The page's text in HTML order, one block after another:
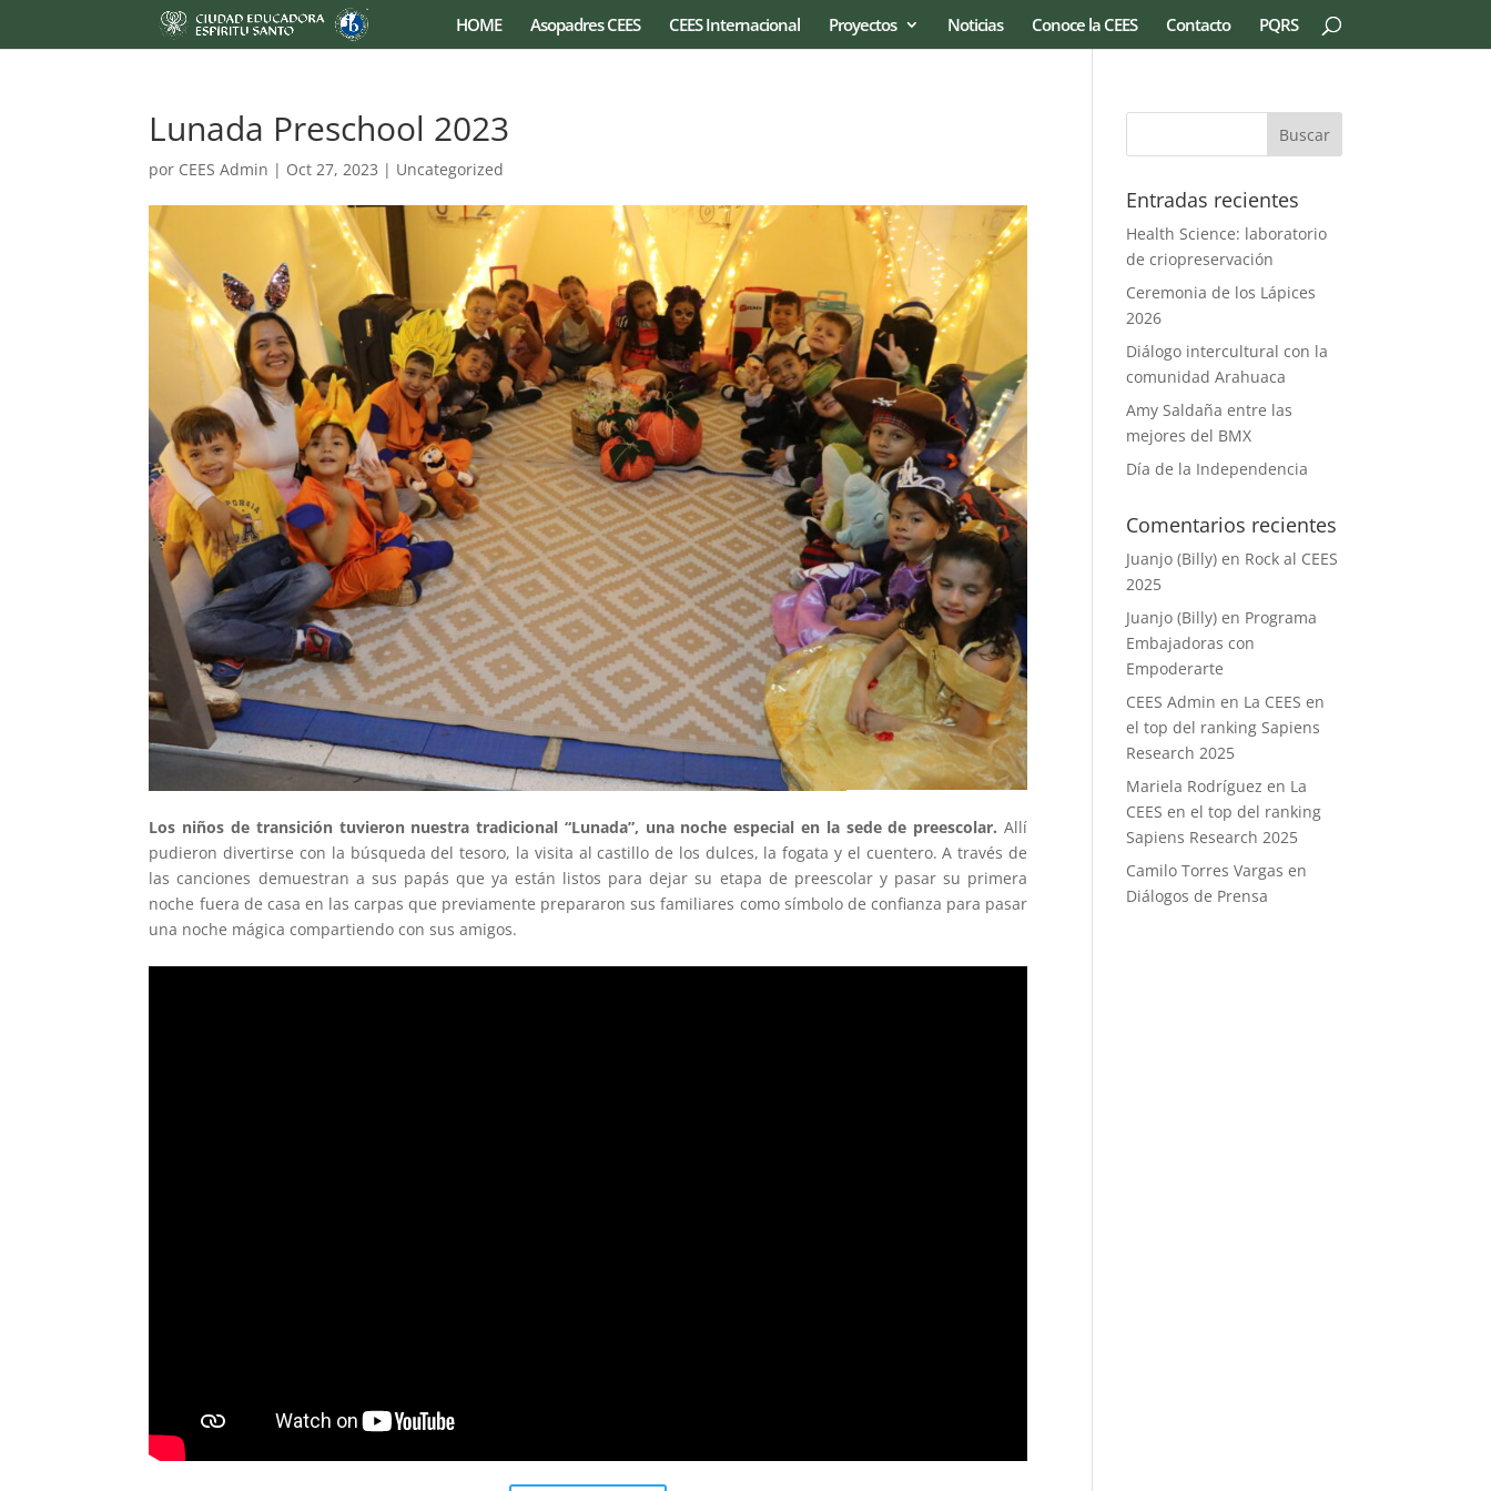
HOME Asopadres CEES CEES Internacional Proyectos Noticias Conoce la CEES Contacto PQRS
Lunada Preschool 2023
por CEES Admin | Oct 27, 2023 | Uncategorized
Los niños de transición tuvieron nuestra tradicional “Lunada”, una noche especial en la sede de preescolar. Allí
pudieron divertirse con la búsqueda del tesoro, la visita al castillo de los dulces, la fogata y el cuentero. A través de
las canciones demuestran a sus papás que ya están listos para dejar su etapa de preescolar y pasar su primera
noche fuera de casa en las carpas que previamente prepararon sus familiares como símbolo de confianza para pasar
una noche mágica compartiendo con sus amigos.
Entradas recientes
Health Science: laboratorio
de criopreservación
Ceremonia de los Lápices
2026
Diálogo intercultural con la
comunidad Arahuaca
Amy Saldaña entre las
mejores del BMX
Día de la Independencia
Comentarios recientes
Juanjo (Billy) en Rock al CEES
2025
Juanjo (Billy) en Programa
Embajadoras con
Empoderarte
CEES Admin en La CEES en
el top del ranking Sapiens
Research 2025
Mariela Rodríguez en La
CEES en el top del ranking
Sapiens Research 2025
Camilo Torres Vargas en
Diálogos de Prensa